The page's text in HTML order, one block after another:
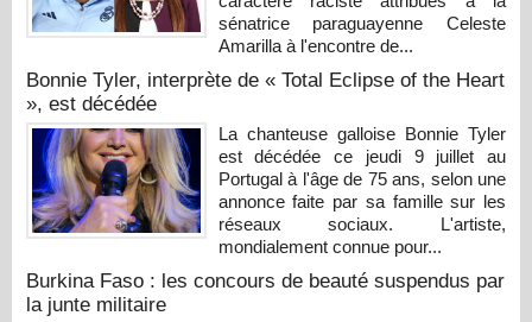
sénatrice paraguayenne Celeste
Amarilla à l'encontre de...
Bonnie Tyler, interprète de « Total Eclipse of the Heart
», est décédée
La chanteuse galloise Bonnie Tyler
est décédée ce jeudi 9 juillet au
Portugal à l'âge de 75 ans, selon une
annonce faite par sa famille sur les
réseaux sociaux. L'artiste,
mondialement connue pour...
Burkina Faso : les concours de beauté suspendus par
la junte militaire